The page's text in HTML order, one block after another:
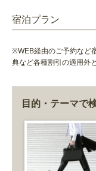
宿泊プラン
※WEB経由のご予約など
典など各種割引の適用外
目的・テーマで